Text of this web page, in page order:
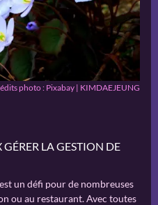
photo : Pixabay | KIMDAEJEUNG
LA GESTION DE
un défi pour de nombreuses
ou au restaurant. Avec toutes